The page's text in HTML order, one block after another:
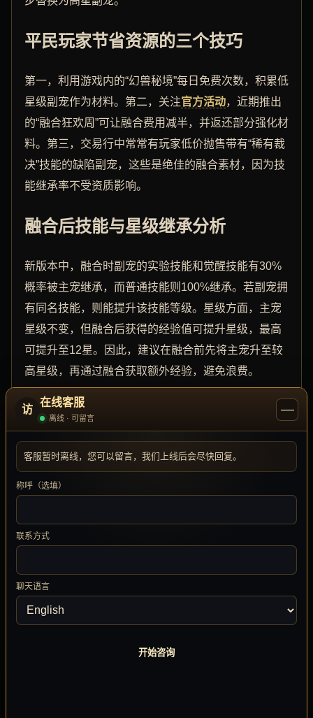
平民玩家节省资源的三个技巧
第一，利用游戏内的“幻兽秘境”每日免费次数，积累低
星级副宠作为材料。第二，关注官方活动，近期推出
的“融合狂欢周”可让融合费用减半，并返还部分强化材
料。第三，交易行中常常有玩家低价抛售带有“稀有裁
决”技能的缺陷副宠，这些是绝佳的融合素材，因为技
能继承率不受资质影响。
融合后技能与星级继承分析
新版本中，融合时副宠的实验技能和觉醒技能有30%
概率被主宠继承，而普通技能则100%继承。若副宠拥
有同名技能，则能提升该技能等级。星级方面，主宠
星级不变，但融合后获得的经验值可提升星级，最高
可提升至12星。因此，建议在融合前先将主宠升至较
高星级，再通过融合获取额外经验，避免浪费。
实战技巧：零氪也能拥有高战力幻
兽
综合来看，平民玩家应优先培养一只高成长的主宠，
同时，每天坚持参与“幻兽讨伐”获得融合材料，用我说
的技巧，一个月内打造一只9星幻兽并非难事。论坛已
系统已实实在在为平民玩家打开了逆袭之门。
未来幻兽培养方向预测
访
在线客服
离线 · 可留言
—
客服暂时离线，您可以留言，我们上线后会尽快回复。
称呼（选填）
联系方式
聊天语言
开始咨询